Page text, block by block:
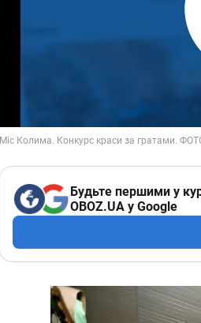
Будьте першими у
OBOZ.UA у Google